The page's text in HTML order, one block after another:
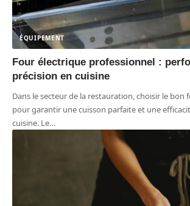
ÉQUIPEMENT
Four électrique professionnel :
précision en cuisine
Dans le secteur de la restauration, choisir le bon
pour garantir une cuisson parfaite et une
cuisine. Le…